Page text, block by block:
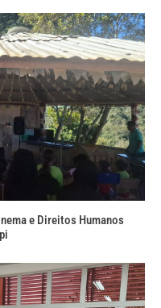
e Direitos Humanos